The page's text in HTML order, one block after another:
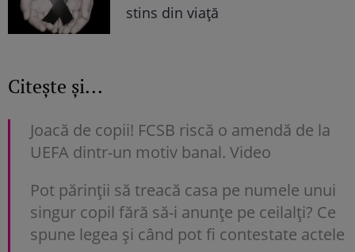
stins din viață
Citește și...
Joacă de copii! FCSB riscă o amendă de la
UEFA dintr-un motiv banal. Video
Pot părinții să treacă casa pe numele unui
singur copil fără să-i anunțe pe ceilalți? Ce
spune legea și când pot fi contestate actele